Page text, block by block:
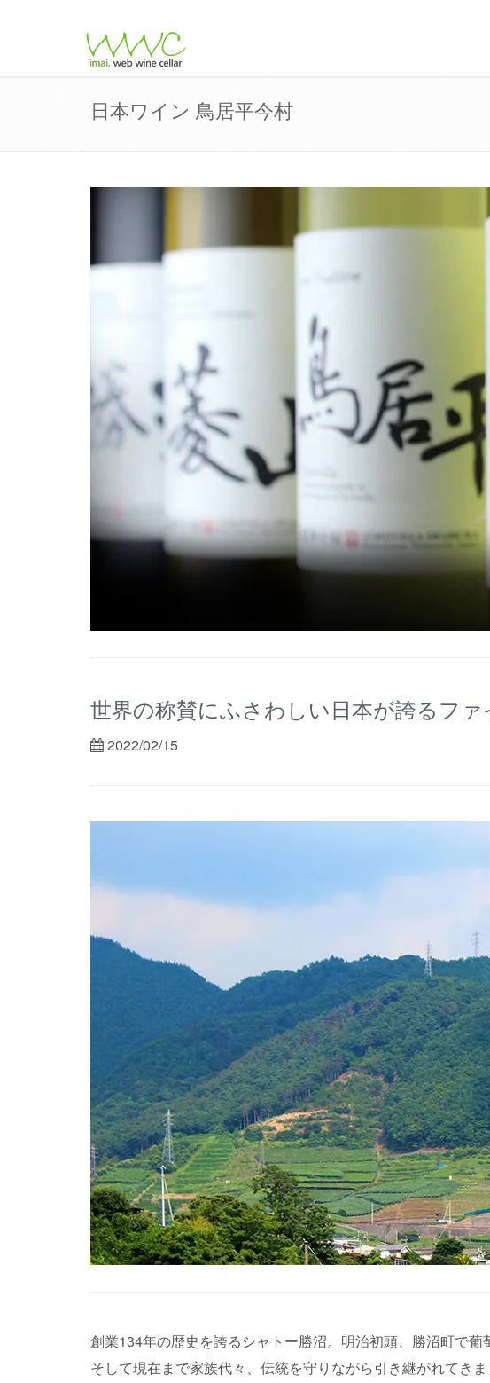
日本ワイン 鳥居平今村
世界の称賛にふさわしい日本が誇るフ
2022/02/15
創業134年の歴史を誇るシャトー勝沼。明治初頭、勝沼町で
そして現在まで家族代々、伝統を守りながら引き継がれてきま